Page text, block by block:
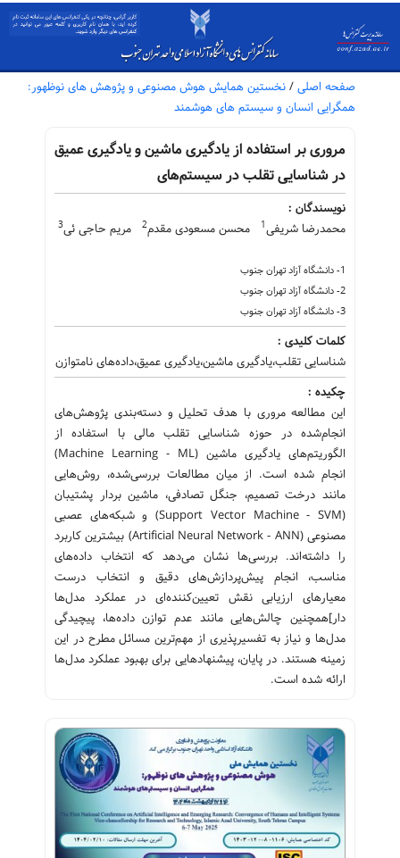
صفحه اصلی / نخستین همایش هوش مصنوعی و پژوهش های نوظهور:
همگرایی انسان و سیستم های هوشمند
مروری بر استفاده از یادگیری ماشین و یادگیری عمیق
در شناسایی تقلب در سیستم‌های
نویسندگان :
محمدرضا شریفی1 محسن مسعودی مقدم2 مریم حاجی ئی3
1- دانشگاه آزاد تهران جنوب
2- دانشگاه آزاد تهران جنوب
3- دانشگاه آزاد تهران جنوب
کلمات کلیدی :
شناسایی تقلب،یادگیری ماشین،یادگیری عمیق،داده‌های نامتوازن
چکیده :
این مطالعه مروری با هدف تحلیل و دسته‌بندی پژوهش‌های
انجام‌شده در حوزه شناسایی تقلب مالی با استفاده از
الگوریتم‌های یادگیری ماشین (Machine Learning - ML)
انجام شده است. از میان مطالعات بررسی‌شده، روش‌هایی
مانند درخت تصمیم، جنگل تصادفی، ماشین بردار پشتیبان
(Support Vector Machine - SVM) و شبکه‌های عصبی
مصنوعی (Artificial Neural Network - ANN) بیشترین کاربرد
را داشته‌اند. بررسی‌ها نشان می‌دهد که انتخاب داده‌های
مناسب، انجام پیش‌پردازش‌های دقیق و انتخاب درست
معیارهای ارزیابی نقش تعیین‌کننده‌ای در عملکرد مدل‌ها
دار]همچنین چالش‌هایی مانند عدم توازن داده‌ها، پیچیدگی
مدل‌ها و نیاز به تفسیرپذیری از مهم‌ترین مسائل مطرح در این
زمینه هستند. در پایان، پیشنهادهایی برای بهبود عملکرد مدل‌ها
ارائه شده است.